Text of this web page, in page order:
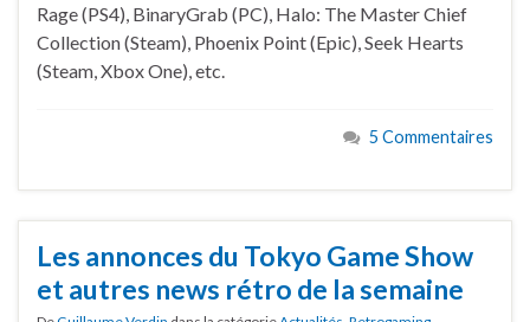
Rage (PS4), BinaryGrab (PC), Halo: The Master Chief
Collection (Steam), Phoenix Point (Epic), Seek Hearts
(Steam, Xbox One), etc.
5 Commentaires
Les annonces du Tokyo Game Show
et autres news rétro de la semaine